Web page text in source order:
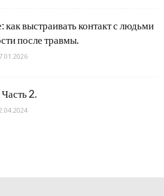
выстраивать контакт с людьми
после травмы.
2.